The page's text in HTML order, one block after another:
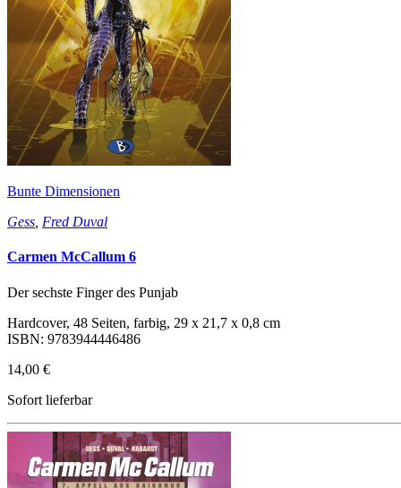
Bunte Dimensionen
Gess Fred Duval
Carmen McCallum 6
Der sechste Finger des Punjab
Hardcover, 48 Seiten, farbig, 29 x 21,7 x 0,8 cm
ISBN: 9783944446486
14,00 €
Sofort lieferbar